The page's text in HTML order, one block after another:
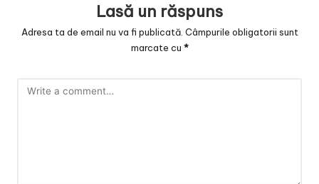
Lasă un răspuns
Adresa ta de email nu va fi publicată. Câmpurile obligatorii sunt
marcate cu *